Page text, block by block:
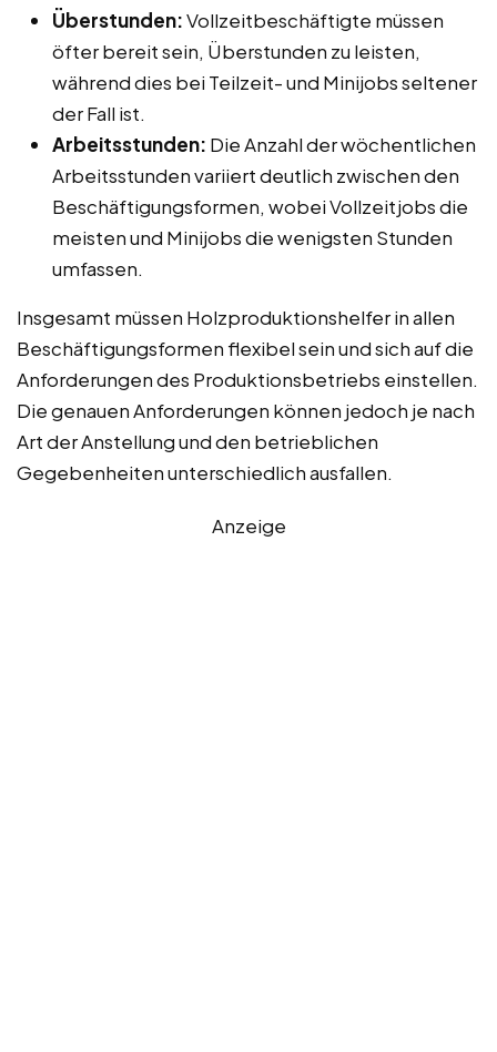
Überstunden:Vollzeitbeschäftigte müssen
öfter bereit sein, Überstunden zu leisten,
während dies bei Teilzeit- und Minijobs seltener
der Fall ist.
Arbeitsstunden: Die Anzahl der wöchentlichen
Arbeitsstunden variiert deutlich zwischen den
Beschäftigungsformen, wobei Vollzeitjobs die
meisten und Minijobs die wenigsten Stunden
umfassen.
Insgesamt müssen Holzproduktionshelfer in allen
Beschäftigungsformen flexibel sein und sich auf die
Anforderungen des Produktionsbetriebs einstellen.
Die genauen Anforderungen können jedoch je nach
Art der Anstellung und den betrieblichen
Gegebenheiten unterschiedlich ausfallen.
Anzeige